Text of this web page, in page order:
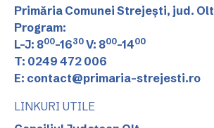
Primăria Comunei Strejești, jud. Olt
Program:
L-J: 800-1630 V: 800-1400
T: 0249 472 006
E: contact@primaria-strejesti.ro
LINKURI UTILE